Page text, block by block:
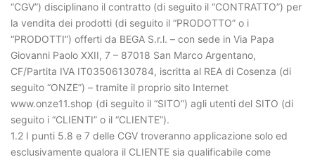
“CGV”) disciplinano il contratto (di seguito il “CONTRATTO”) per
la vendita dei prodotti (di seguito il “PRODOTTO” o i
“PRODOTTI”) offerti da BEGA S.r.l. – con sede in Via Papa
Giovanni Paolo XXII, 7 – 87018 San Marco Argentano,
CF/Partita IVA IT03506130784, iscritta al REA di Cosenza (di
seguito “ONZE”) – tramite il proprio sito Internet
www.onze11.shop (di seguito il “SITO”) agli utenti del SITO (di
seguito i “CLIENTI” o il “CLIENTE”).
1.2 I punti 5.8 e 7 delle CGV troveranno applicazione solo ed
esclusivamente qualora il CLIENTE sia qualificabile come